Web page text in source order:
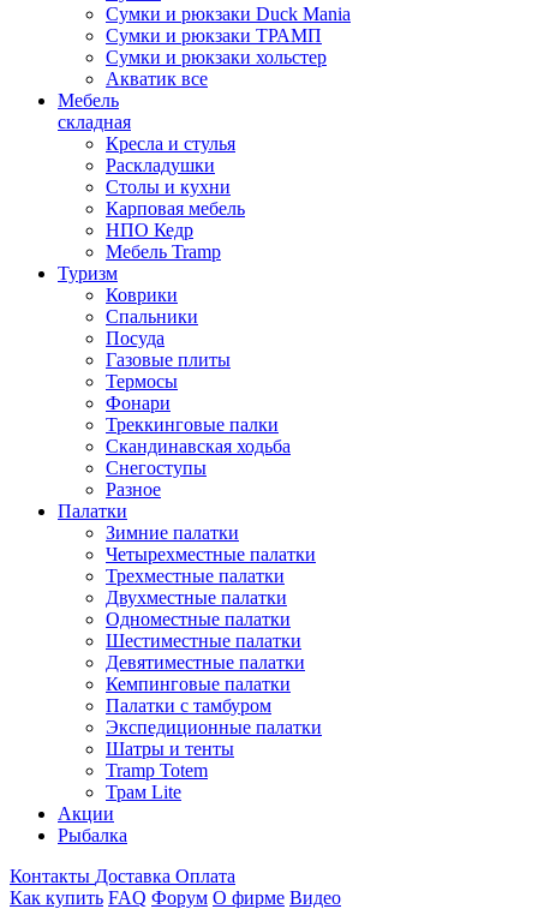
Сумки и рюкзаки Duck Mania
Сумки и рюкзаки ТРАМП
Сумки и рюкзаки хольстер
Акватик все
Мебель
складная
Кресла и стулья
Раскладушки
Столы и кухни
Карповая мебель
НПО Кедр
Мебель Tramp
Туризм
Коврики
Спальники
Посуда
Газовые плиты
Термосы
Фонари
Треккинговые палки
Скандинавская ходьба
Снегоступы
Разное
Палатки
Зимние палатки
Четырехместные палатки
Трехместные палатки
Двухместные палатки
Одноместные палатки
Шестиместные палатки
Девятиместные палатки
Кемпинговые палатки
Палатки с тамбуром
Экспедиционные палатки
Шатры и тенты
Tramp Totem
Трам Lite
Акции
Рыбалка
Контакты Доставка Оплата
Как купить FAQ Форум О фирме Видео